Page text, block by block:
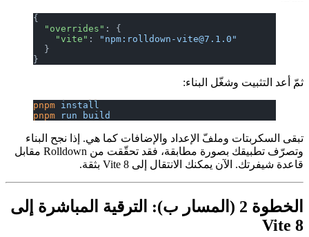
  "overrides"
: {
    "vite"
: "npm:rolldown-vite@7.1.0"
  }
ثمّ أعد التثبيت وشغّل البناء:
pnpm install
pnpm
run build
تبقى السكربتات وملفّ الإعداد والإضافات كما هي. إذا نجح البناء
وتصرّف تطبيقك بصورة مطابقة، فقد تحقّقت من Rolldown مقابل
قاعدة شيفرتك. الآن يمكنك الانتقال إلى Vite 8 بثقة.
الخطوة 2 (المسار ب): الترقية المباشرة إلى
Vite 8